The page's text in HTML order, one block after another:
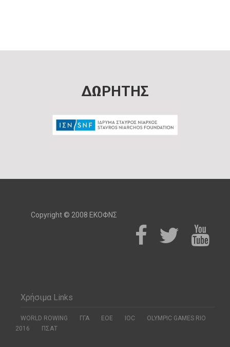
ΔΩΡΗΤΗΣ
Copyright © 2008 ΕΚΟΦΝΣ
Χρήσιμα Links
WORLD ROWING ΓΓΑ ΕΟΕ ΙΟC
OLYMPIC GAMES RIO
2016
ΠΣΑΤ